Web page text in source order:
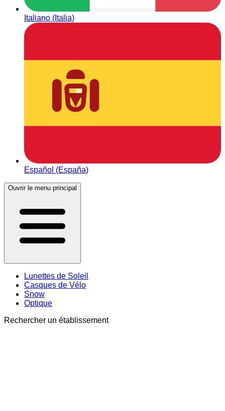
Italiano (Italia)
Español (España)
Ouvrir le menu principal
Lunettes de Soleil
Casques de Vélo
Snow
Optique
Rechercher un établissement